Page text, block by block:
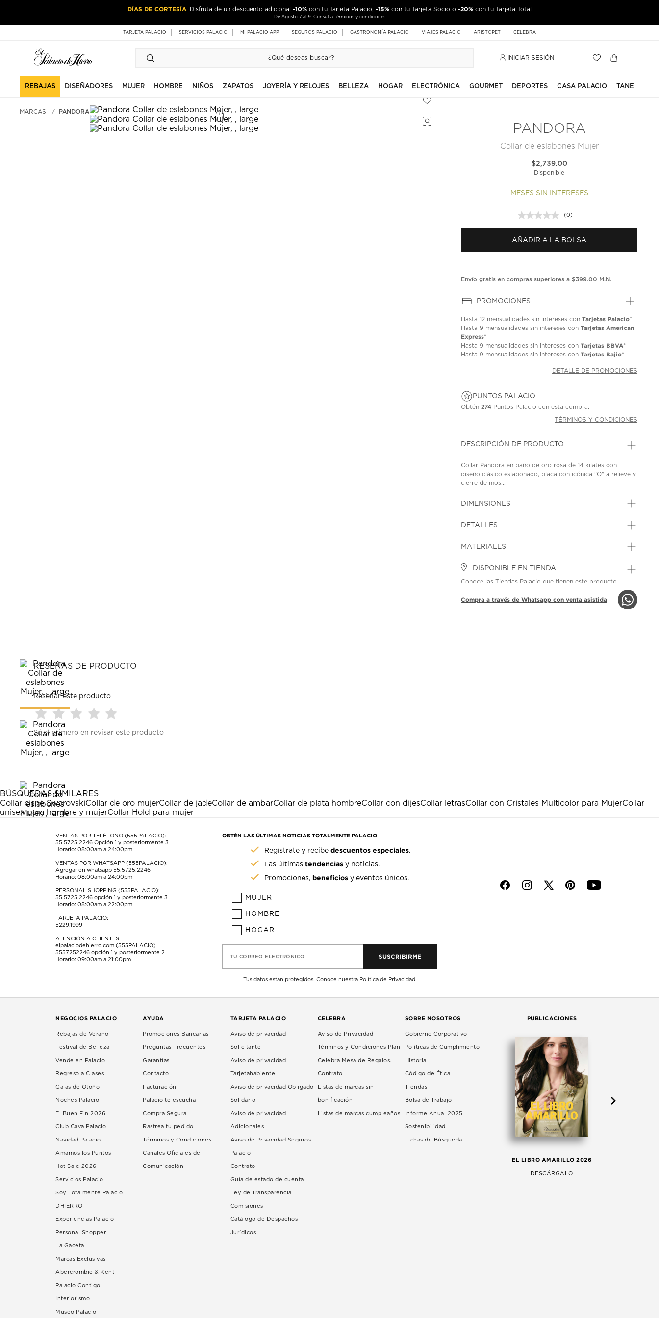
DÍAS DE CORTESÍA. Disfruta de un descuento adicional -10% con tu Tarjeta Palacio, -15% con tu Tarjeta Socio o -20% con tu Tarjeta Total
De Agosto 7 al 9. Consulta términos y condiciones
TARJETA PALACIO SERVICIOS PALACIO MI PALACIO APP SEGUROS PALACIO GASTRONOMÍA PALACIO VIAJES PALACIO ARISTOPET CELEBRA
INICIAR SESIÓN
REBAJAS DISEÑADORES MUJER HOMBRE NIÑOS ZAPATOS JOYERÍA Y RELOJES BELLEZA HOGAR ELECTRÓNICA GOURMET DEPORTES CASA PALACIO TANE
MARCAS PANDORA
PANDORA
Collar de eslabones Mujer
$2,739.00
Disponible
MESES SIN INTERESES
Sin
puntuación.
en
la
(0)
AÑADIR A LA BOLSA
Envío gratis en compras superiores a $399.00 M.N.
PROMOCIONES
Hasta12 mensualidades sin intereses conTarjetas Palacio*
Hasta9 mensualidades sin intereses conTarjetas American
Express*
Hasta9 mensualidades sin intereses conTarjetas BBVA*
Hasta9 mensualidades sin intereses conTarjetas Bajio*
DETALLE DE PROMOCIONES
PUNTOS PALACIO
Obtén 274 Puntos Palacio con esta compra.
TÉRMINOS Y CONDICIONES
DESCRIPCIÓN DE PRODUCTO
Collar Pandora en baño de oro rosa de 14 kilates con
diseño clásico eslabonado, placa con icónica "O" a relieve y
cierre de mos...
DIMENSIONES
DETALLES
MATERIALES
DISPONIBLE EN TIENDA
Conoce las Tiendas Palacio que tienen este producto.
Compra a través de Whatsapp con venta asistida
RESEÑAS DE PRODUCTO
Reseñar este producto
Seleccionar
para
calificar
el
1
estrella
Esta
acción
abrirá
formulario
Seleccionar
para
calificar
el
2
estrellas.
Esta
acción
abrirá
formulario
de
para
el
estrellas.
Esta
acción
abrirá
formulario
de
para
estrellas.
Esta
acción
abrirá
formulario
de
para
Esta
acción
abrirá
formulario
de
envío.
Sé el primero en revisar este producto
BÚSQUEDAS SIMILARES
Collar cisne SwarovskiCollar de oro mujerCollar de jadeCollar de ambarCollar de plata hombreCollar con dijesCollar letrasCollar con Cristales Multicolor para MujerCollar
unisex para hombre y mujerCollar Hold para mujer
VENTAS POR TELÉFONO (555PALACIO):
55.5725.2246 Opción 1 y posteriormente 3
Horario: 08:00am a 24:00pm
VENTAS POR WHATSAPP (555PALACIO):
Agregar en whatsapp 55.5725.2246
Horario: 08:00am a 24:00pm
PERSONAL SHOPPING (555PALACIO):
55.5725.2246 opción 1 y posteriormente 3
Horario: 08:00am a 22:00pm
TARJETA PALACIO:
5229.1999
ATENCIÓN A CLIENTES
elpalaciodehierro.com (555PALACIO)
5557252246 opción 1 y posteriormente 2
Horario: 09:00am a 21:00pm
OBTÉN LAS ÚLTIMAS NOTICIAS TOTALMENTE PALACIO
Regístrate y recibedescuentos especiales.
Las últimastendencias y noticias.
Promociones, beneficios y eventos únicos.
MUJER
HOMBRE
HOGAR
TU CORREO ELECTRÓNICO SUSCRIBIRME
Tus datos están protegidos. Conoce nuestra Política de Privacidad
f i p y
NEGOCIOS PALACIO
Rebajas de Verano
Festival de Belleza
Vende en Palacio
Regreso a Clases
Galas de Otoño
Noches Palacio
El Buen Fin 2026
Club Cava Palacio
Navidad Palacio
Amamos los Puntos
Hot Sale 2026
Servicios Palacio
Soy Totalmente Palacio
DHIERRO
Experiencias Palacio
Personal Shopper
La Gaceta
Marcas Exclusivas
Abercrombie & Kent
Palacio Contigo
Interiorismo
Museo Palacio
AYUDA
Promociones Bancarias
Preguntas Frecuentes
Garantías
Contacto
Facturación
Palacio te escucha
Compra Segura
Rastrea tu pedido
Términos y Condiciones
Canales Oficiales de
Comunicación
TARJETA PALACIO
Aviso de privacidad
Solicitante
Aviso de privacidad
Tarjetahabiente
Aviso de privacidad Obligado
Solidario
Aviso de privacidad
Adicionales
Aviso de Privacidad Seguros
Palacio
Contrato
Guía de estado de cuenta
Ley de Transparencia
Comisiones
Catálogo de Despachos
Jurídicos
CELEBRA
Aviso de Privacidad
Términos y Condiciones Plan
Celebra Mesa de Regalos.
Contrato
Listas de marcas sin
bonificación
Listas de marcas cumpleaños
SOBRE NOSOTROS
Gobierno Corporativo
Políticas de Cumplimiento
Historia
Código de Ética
Tiendas
Bolsa de Trabajo
Informe Anual 2025
Sostenibilidad
Fichas de Búsqueda
PUBLICACIONES
EL LIBRO AMARILLO 2026
DESCÁRGALO